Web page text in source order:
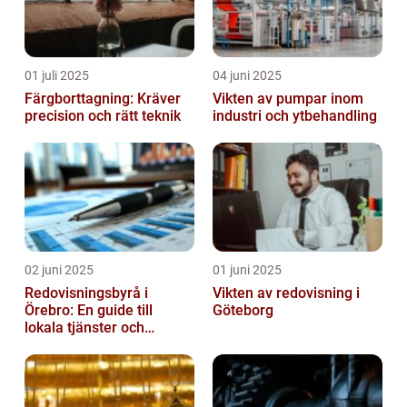
01 juli 2025
Färgborttagning: Kräver
precision och rätt teknik
04 juni 2025
Vikten av pumpar inom
industri och ytbehandling
02 juni 2025
Redovisningsbyrå i
Örebro: En guide till
lokala tjänster och
01 juni 2025
Vikten av redovisning i
Göteborg